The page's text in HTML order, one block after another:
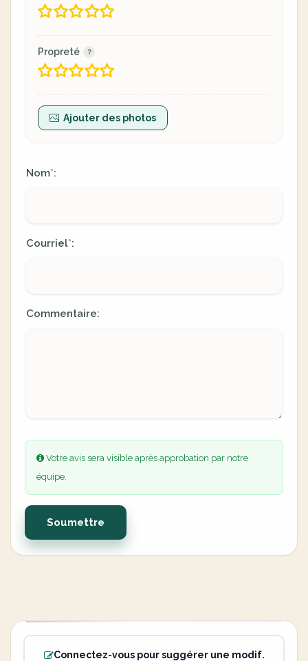
Propreté
Ajouter des photos
Nom*:
Courriel*:
Commentaire:
Votre avis sera visible après approbation par notre
équipe.
Soumettre
Connectez-vous pour suggérer une modif.